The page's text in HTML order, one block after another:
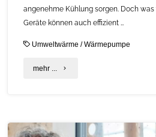
angenehme Kühlung sorgen. Doch
Geräte können auch effizient …
Umweltwärme /Wärmepumpe
mehr ... "C.A.R.M.E.N.-
Klimageräte"